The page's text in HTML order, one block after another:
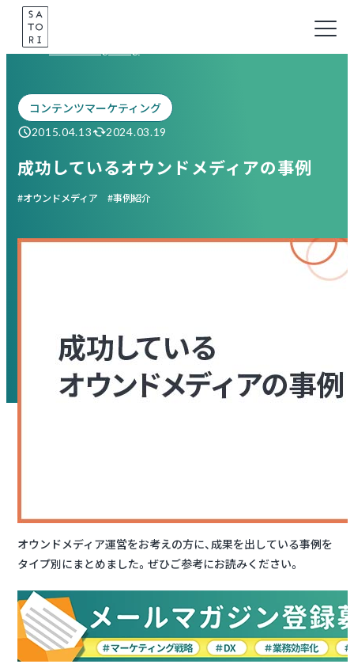
Skip
content
コンテンツマーケティング
2015.04.13 2024.03.19
成功しているオウンドメディアの事例
オウンドメディア 事例紹介
オウンドメディア運営をお考えの方に、成果を出している事例を
タイプ別にまとめました。ぜひご参考にお読みください。